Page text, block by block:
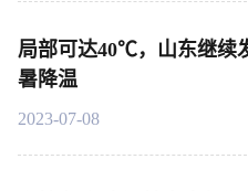
局部可达40℃，山东继续
暑降温
2023-07-08